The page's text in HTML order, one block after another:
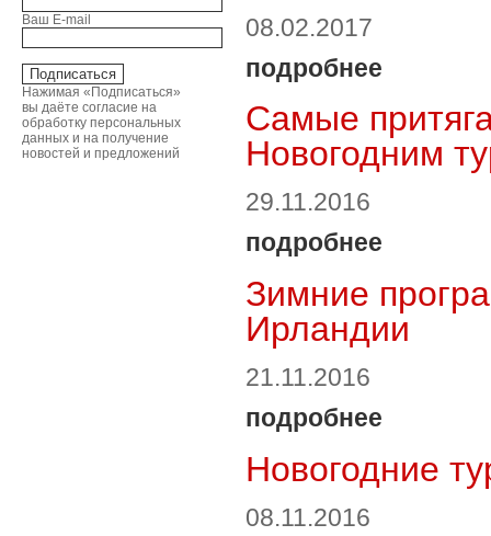
Ваш E-mail
Нажимая «Подписаться»
вы даёте согласие на
обработку персональных
данных и на получение
новостей и предложений
08.02.2017
подробнее
Самые
Новогодним
29.11.2016
подробнее
Зимние
Ирландии
21.11.2016
подробнее
Новогодние
08.11.2016